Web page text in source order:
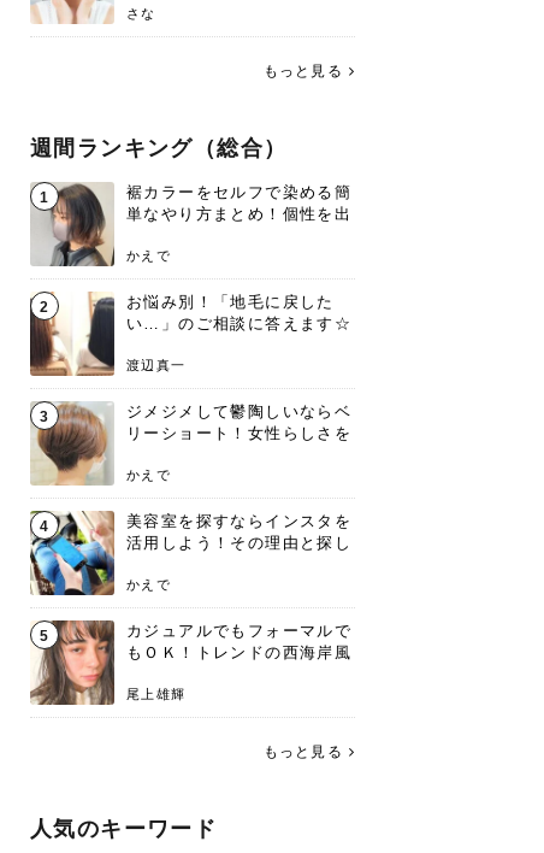
ための基礎知識
さな
もっと見る
週間ランキング（総合）
1
裾カラーをセルフで染める簡
単なやり方まとめ！個性を出
かえで
2
お悩み別！「地毛に戻した
い…」のご相談に答えます☆
渡辺真一
3
ジメジメして鬱陶しいならベ
リーショート！女性らしさを
かえで
4
美容室を探すならインスタを
活用しよう！その理由と探し
かえで
5
カジュアルでもフォーマルで
もＯＫ！トレンドの西海岸風
尾上雄輝
もっと見る
人気のキーワード